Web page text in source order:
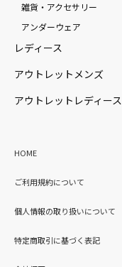
雑貨・アクセサリー
アンダーウェア
レディース
アウトレットメンズ
アウトレットレディース
HOME
ご利用規約について
個人情報の取り扱いについて
特定商取引に基づく表記